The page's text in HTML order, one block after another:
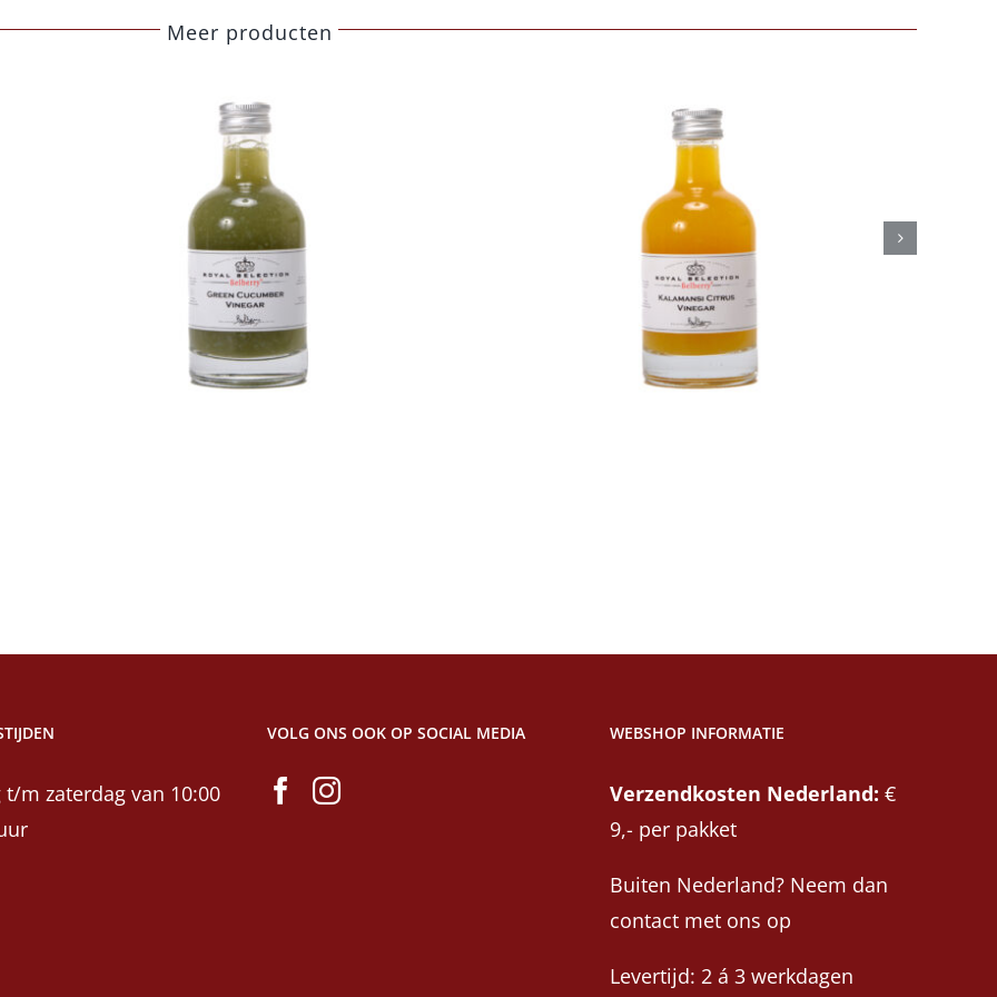
Meer producten
Belberry sinaasappel
azijn
Azijn Fine food
€8,50
Toevoegen aan
Belberry Camaroon
mango azijn
Azijn Fine food
€8,50
Toevoegen aan
t/m zaterdag van 10:00
VOLG ONS OOK OP SOCIAL MEDIA WEBSHOP INFORMATIE
Verzendkosten Nederland: €
9,- per pakket
Buiten Nederland? Neem dan
contact met ons op
Levertijd: 2 á 3 werkdagen